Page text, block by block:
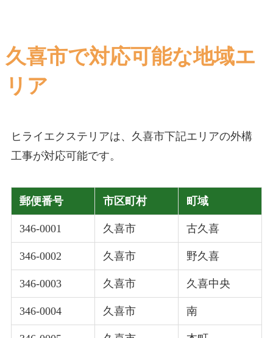
久喜市で対応可能な地域エ
リア
ヒライエクステリアは、久喜市下記エリアの外構
工事が対応可能です。
郵便番号 市区町村 町域
346-0001 久喜市 古久喜
346-0002 久喜市 野久喜
346-0003 久喜市 久喜中央
346-0004 久喜市 南